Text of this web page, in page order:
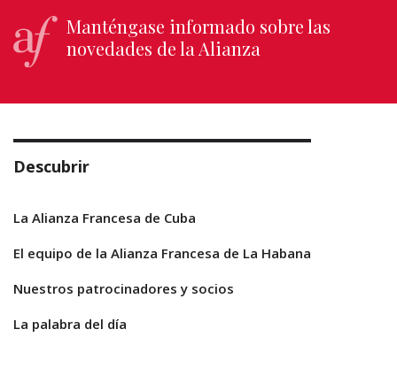
Manténgase informado sobre las
novedades de la Alianza
Descubrir
La Alianza Francesa de Cuba
El equipo de la Alianza Francesa de La Habana
Nuestros patrocinadores y socios
La palabra del día